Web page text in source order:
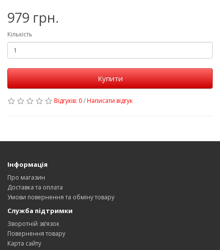
979 грн.
Кількість
Купити
Відгуків: 0/Написати відгук
Інформація
Про магазин
Доставка та оплата
Умови повернення та обміну товару
Служба підтримки
Зворотній зв’язок
Повернення товару
Карта сайту